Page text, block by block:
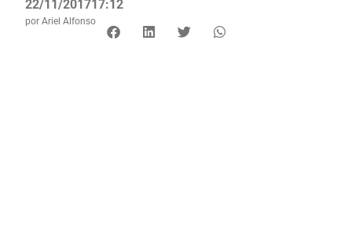
22/11/201717:12
por Ariel Alfonso